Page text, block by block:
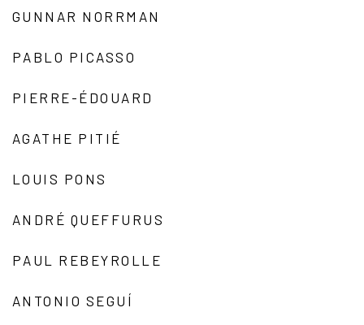
GUNNAR NORRMAN
PABLO PICASSO
PIERRE-ÉDOUARD
AGATHE PITIÉ
LOUIS PONS
ANDRÉ QUEFFURUS
PAUL REBEYROLLE
ANTONIO SEGUÍ